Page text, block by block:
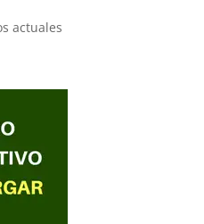
actuales